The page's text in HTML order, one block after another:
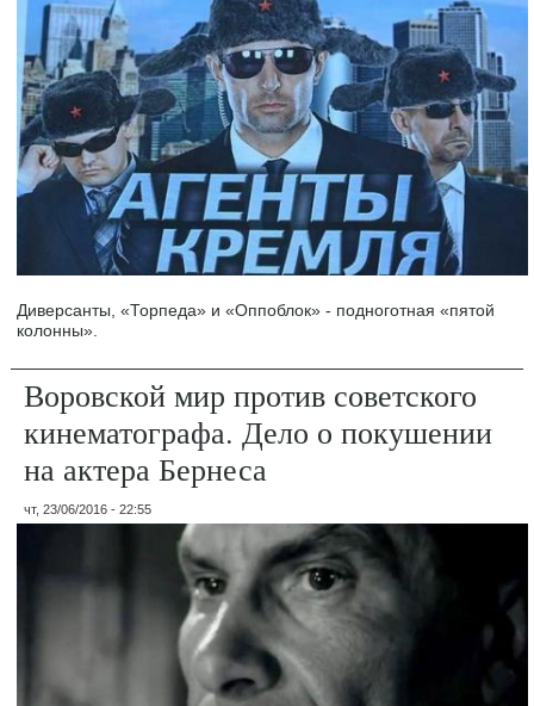
Диверсанты, «Торпеда» и «Оппоблок» - подноготная «пятой
колонны».
Воровской мир против советского
кинематографа. Дело о покушении
на актера Бернеса
чт, 23/06/2016 - 22:55